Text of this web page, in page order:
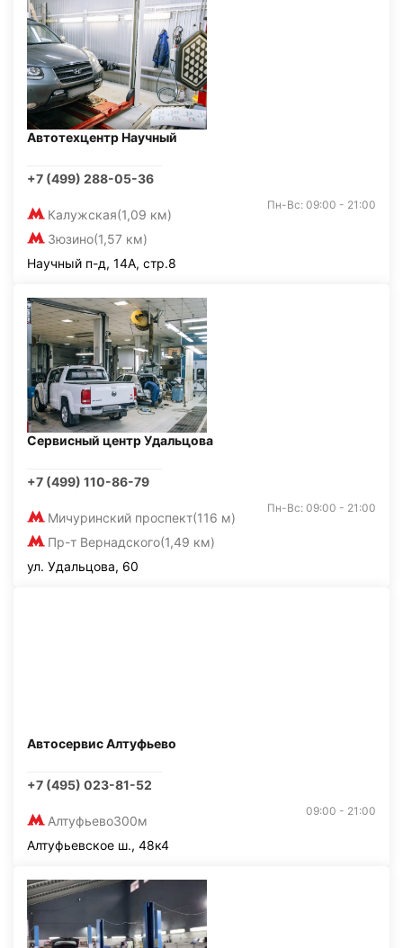
Автотехцентр Научный
+7 (499) 288-05-36
Калужская(1,09 км)
Зюзино(1,57 км)
Пн-Вс: 09:00 - 21:00
Научный п-д, 14А, стр.8
Сервисный центр Удальцова
+7 (499) 110-86-79
Мичуринский проспект(116 м)
Пр-т Вернадского(1,49 км)
Пн-Вс: 09:00 - 21:00
ул. Удальцова, 60
Автосервис Алтуфьево
+7 (495) 023-81-52
Алтуфьево300м
09:00 - 21:00
Алтуфьевское ш., 48к4